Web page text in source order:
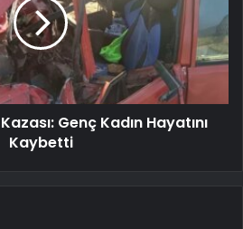
Genç Kadın Hayatını
Kaybetti